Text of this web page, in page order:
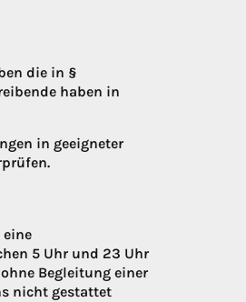
die in §
haben in
in geeigneter
5 Uhr und 23 Uhr
Begleitung einer
nicht gestattet